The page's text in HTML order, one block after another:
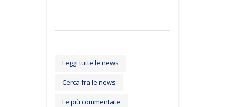
Leggi tutte le news
Cerca fra le news
Le più commentate